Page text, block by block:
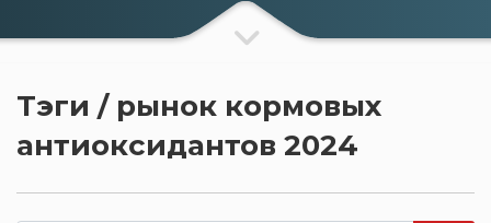
Тэги / рынок кормовых
антиоксидантов 2024